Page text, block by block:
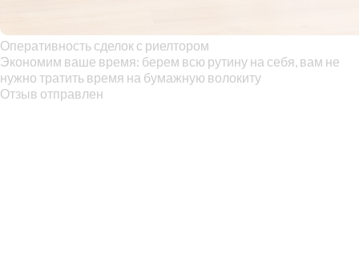
Оперативность сделок с риелтором
Экономим ваше время: берем всю рутину на себя, вам не
нужно тратить время на бумажную волокиту
Отзыв отправлен